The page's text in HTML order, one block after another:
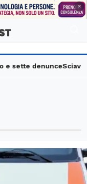
×
denunceSciavata